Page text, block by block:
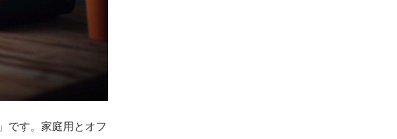
です。家庭用とオフ